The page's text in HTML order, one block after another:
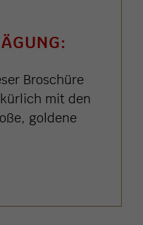
G
Broschüre
mit den
goldene